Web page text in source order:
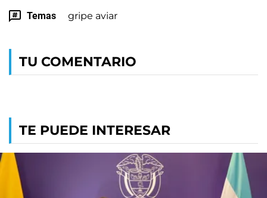
Temas gripe aviar
TU COMENTARIO
TE PUEDE INTERESAR